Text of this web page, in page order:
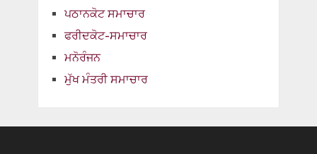
ਪਠਾਨਕੋਟ ਸਮਾਚਾਰ
ਫਰੀਦਕੋਟ-ਸਮਾਚਾਰ
ਮਨੋਰੰਜਨ
ਮੁੱਖ ਮੰਤਰੀ ਸਮਾਚਾਰ